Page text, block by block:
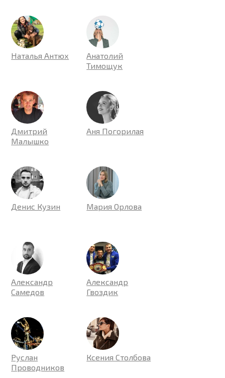
Наталья Антюх
Анатолий
Тимощук
Дмитрий
Малышко
Аня Погорилая
Денис Кузин Мария Орлова
Александр
Самедов
Александр
Гвоздик
Руслан
Проводников
Ксения Столбова